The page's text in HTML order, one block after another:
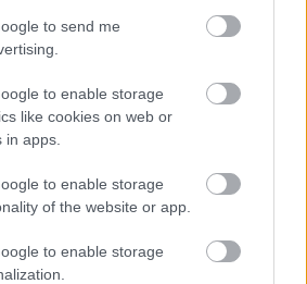
to send me
to enable storage
like cookies on web or
apps.
to enable storage
of the website or app.
to enable storage
μείωση του
νέες αναβαθμίσεις της